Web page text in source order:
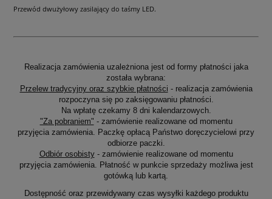
Przewód dwużyłowy zasilający do taśmy LED.
Realizacja zamówienia uzależniona jest od formy płatności jaka
została wybrana:
Przelew tradycyjny oraz szybkie płatności - realizacja zamówienia
rozpoczyna się po zaksięgowaniu płatności.
Na wpłatę czekamy 8 dni kalendarzowych.
"Za pobraniem" - zamówienie realizowane od momentu
przyjęcia zamówienia. Paczkę opłacą Państwo doręczycielowi przy
odbiorze paczki.
Odbiór osobisty- zamówienie realizowane od momentu
przyjęcia zamówienia. Płatność w punkcie sprzedaży możliwa jest
gotówką lub kartą.
Dostępność oraz przewidywany czas wysyłki każdego produktu